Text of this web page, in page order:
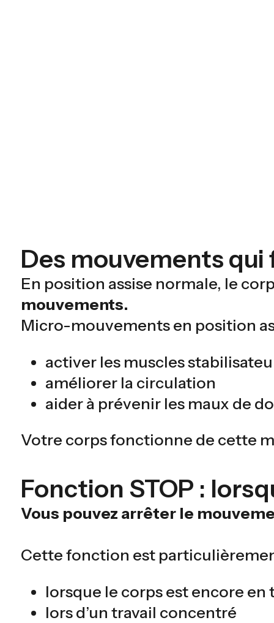
Des mouvements
En position assise normale, le
mouvements.
Micro-mouvements en position
activer les muscles
améliorer la circulation
aider à prévenir les maux de
Votre corps fonctionne de cette
Fonction STOP :
Vous pouvez arrêter le
Cette fonction est
lorsque le corps est encore en
lors d’un travail concentré